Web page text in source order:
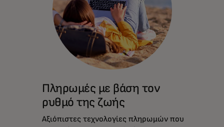
Πληρωμές με βάση τον
ρυθμό της ζωής
Αξιόπιστες τεχνολογίες πληρωμών που